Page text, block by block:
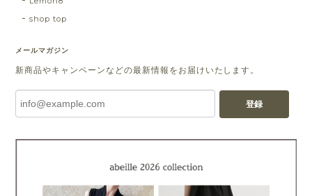
shop top
メールマガジン
新商品やキャンペーンなどの最新情報をお届けいたします。
登録